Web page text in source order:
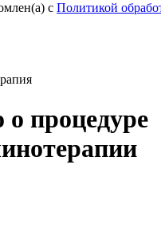
с Политикой
о процедуре